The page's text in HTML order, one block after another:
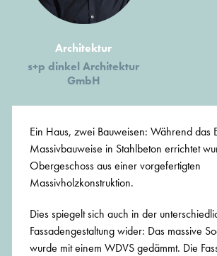
Architektur
s+p dinkel Architektur
GmbH
Ein Haus, zwei Bauweisen: Während das
Massivbauweise in Stahlbeton errichtet
Obergeschoss aus einer vorgefertigten
Massivholzkonstruktion.
Dies spiegelt sich auch in der
Fassadengestaltung wider: Das massive
wurde mit einem WDVS gedämmt. Die